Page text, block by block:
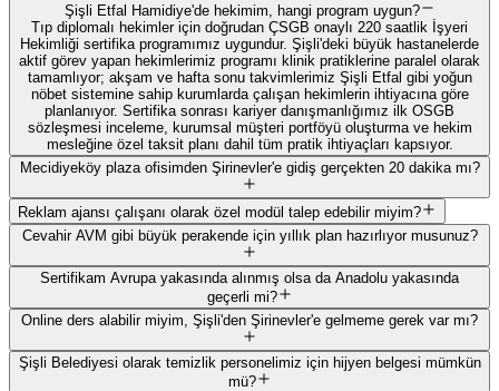
Şişli Etfal Hamidiye'de hekimim, hangi program uygun?
Tıp diplomalı hekimler için doğrudan ÇSGB onaylı 220 saatlik İşyeri
Hekimliği sertifika programımız uygundur. Şişli'deki büyük hastanelerde
aktif görev yapan hekimlerimiz programı klinik pratiklerine paralel olarak
tamamlıyor; akşam ve hafta sonu takvimlerimiz Şişli Etfal gibi yoğun
nöbet sistemine sahip kurumlarda çalışan hekimlerin ihtiyacına göre
planlanıyor. Sertifika sonrası kariyer danışmanlığımız ilk OSGB
sözleşmesi inceleme, kurumsal müşteri portföyü oluşturma ve hekim
mesleğine özel taksit planı dahil tüm pratik ihtiyaçları kapsıyor.
Mecidiyeköy plaza ofisimden Şirinevler'e gidiş gerçekten 20 dakika mı?
Reklam ajansı çalışanı olarak özel modül talep edebilir miyim?
Cevahir AVM gibi büyük perakende için yıllık plan hazırlıyor musunuz?
Sertifikam Avrupa yakasında alınmış olsa da Anadolu yakasında
geçerli mi?
Online ders alabilir miyim, Şişli'den Şirinevler'e gelmeme gerek var mı?
Şişli Belediyesi olarak temizlik personelimiz için hijyen belgesi mümkün
mü?